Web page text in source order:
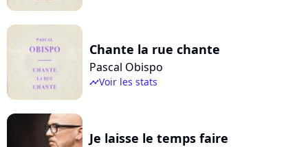
Chante la rue chante
Pascal Obispo
timelineVoir les stats
Je laisse le temps faire